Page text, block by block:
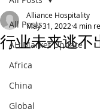
All Posts
AH Market Update
Africa
China
Global
行业未来逃不
Alliance Hospitality
May 31, 2022 4 min